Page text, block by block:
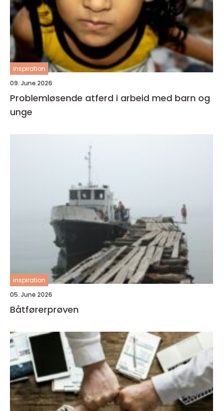
inspiration
09. June 2026
Problemløsende atferd i arbeid med barn og
unge
inspiration
05. June 2026
Båtførerprøven